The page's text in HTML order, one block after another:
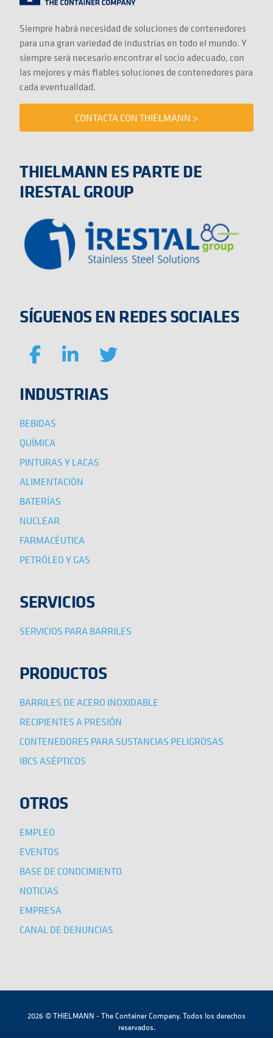
Siempre habrá necesidad de soluciones de contenedores
para una gran variedad de industrias en todo el mundo. Y
siempre será necesario encontrar el socio adecuado, con
las mejores y más fiables soluciones de contenedores para
cada eventualidad.
CONTACTA CON THIELMANN >
THIELMANN ES PARTE DE
IRESTAL GROUP
SÍGUENOS EN REDES SOCIALES
INDUSTRIAS
BEBIDAS
QUÍMICA
PINTURAS Y LACAS
ALIMENTACIÓN
BATERÍAS
NUCLEAR
FARMACÉUTICA
PETRÓLEO Y GAS
SERVICIOS
SERVICIOS PARA BARRILES
PRODUCTOS
BARRILES DE ACERO INOXIDABLE
RECIPIENTES A PRESIÓN
CONTENEDORES PARA SUSTANCIAS PELIGROSAS
IBCS ASÉPTICOS
OTROS
EMPLEO
EVENTOS
BASE DE CONOCIMIENTO
NOTICIAS
EMPRESA
CANAL DE DENUNCIAS
2026 © THIELMANN - The Container Company. Todos los derechos
reservados.